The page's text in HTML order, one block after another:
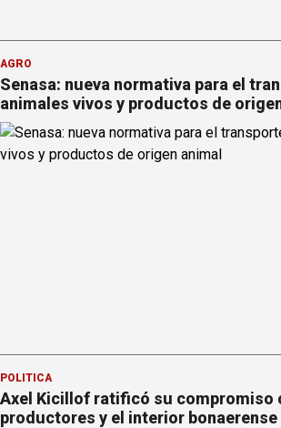
AGRO
Senasa: nueva normativa para el
animales vivos y productos de
POLÍTICA
Axel Kicillof ratificó su compromiso
productores y el interior bonaerense